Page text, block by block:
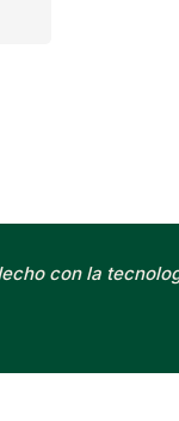
con la